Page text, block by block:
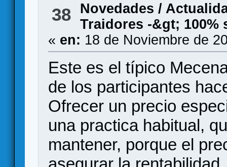
38
Novedades /
Traidores -&gt; 100%
« en: 18 de Noviembre de
Este es el típico
de los participantes
Ofrecer un precio
una practica habitual,
mantener, porque el